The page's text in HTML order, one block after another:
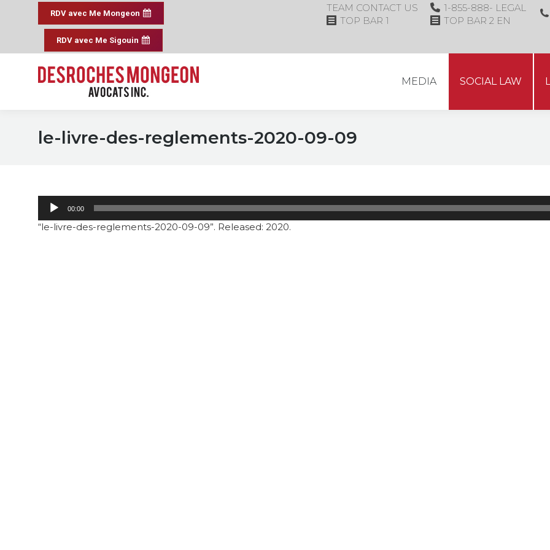
RDV avec Me Mongeon
RDV avec Me Sigouin
TEAM CONTACT US
TOP BAR 1
1-855-888- LEGAL
TOP BAR 2 EN
MEDIA SOCIAL LAW
le-livre-des-reglements-2020-09-09
00:00
“le-livre-des-reglements-2020-09-09”. Released: 2020.
MEDIA SOCIAL LAW